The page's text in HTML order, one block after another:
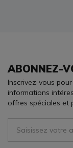
ABONNEZ-
Inscrivez-vous
informations
offres spéciales et